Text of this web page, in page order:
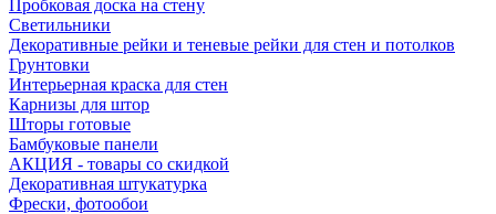
Пробковая доска на стену
Светильники
Декоративные рейки и теневые рейки для стен и потолков
Грунтовки
Интерьерная краска для стен
Карнизы для штор
Шторы готовые
Бамбуковые панели
АКЦИЯ - товары со скидкой
Декоративная штукатурка
Фрески, фотообои